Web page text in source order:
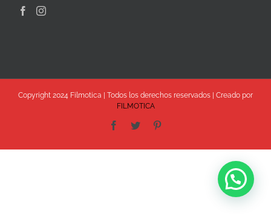
Copyright 2024 Filmotica | Todos los derechos reservados | Creado por
FILMOTICA
Facebook
Twitter